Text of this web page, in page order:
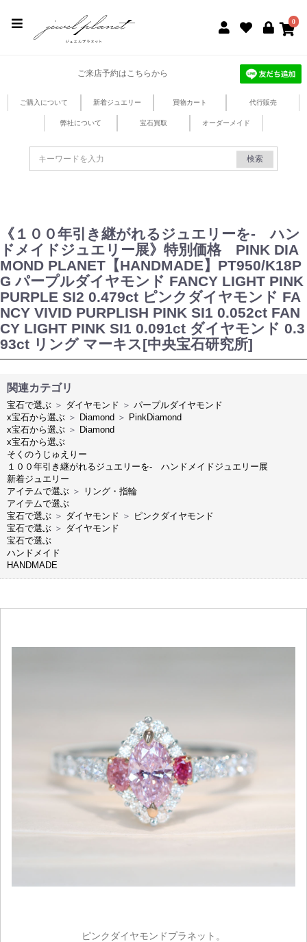
0
ご来店予約はこちらから
ご購入について 新着ジュエリー 買物カート 代行販売
弊社について 宝石買取 オーダーメイド
検索
《１００年引き継がれるジュエリーを- ハン
ドメイドジュエリー展》特別価格 PINK DIA
MOND PLANET【HANDMADE】PT950/K18P
G パープルダイヤモンド FANCY LIGHT PINK
PURPLE SI2 0.479ct ピンクダイヤモンド FA
NCY VIVID PURPLISH PINK SI1 0.052ct FAN
CY LIGHT PINK SI1 0.091ct ダイヤモンド 0.3
93ct リング マーキス[中央宝石研究所]
関連カテゴリ
宝石で選ぶ ＞ ダイヤモンド ＞ パープルダイヤモンド
x宝石から選ぶ ＞ Diamond ＞ PinkDiamond
x宝石から選ぶ ＞ Diamond
x宝石から選ぶ
そくのうじゅえりー
１００年引き継がれるジュエリーを- ハンドメイドジュエリー展
新着ジュエリー
アイテムで選ぶ ＞
リング・指輪
アイテムで選ぶ
宝石で選ぶ ＞ ダイヤモンド ＞ ピンクダイヤモンド
宝石で選ぶ ＞ ダイヤモンド
宝石で選ぶ
ハンドメイド
HANDMADE
ピンクダイヤモンドプラネット。